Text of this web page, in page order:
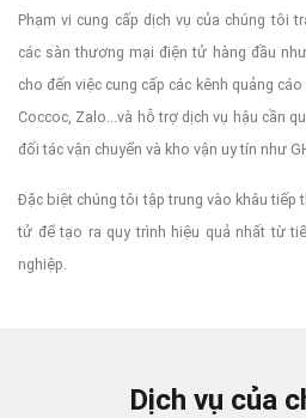
Phạm vi cung cấp dịch vụ của chúng tôi
các sàn thương mại điện tử hàng đầu như
cho đến việc cung cấp các kênh quảng
Coccoc, Zalo...và hỗ trợ dịch vụ hậu cần
đối tác vận chuyển và kho vận uy tín như
Đặc biệt chúng tôi tập trung vào khâu tiếp
tử để tạo ra quy trình hiệu quả nhất từ
nghiệp.
Dịch vụ của